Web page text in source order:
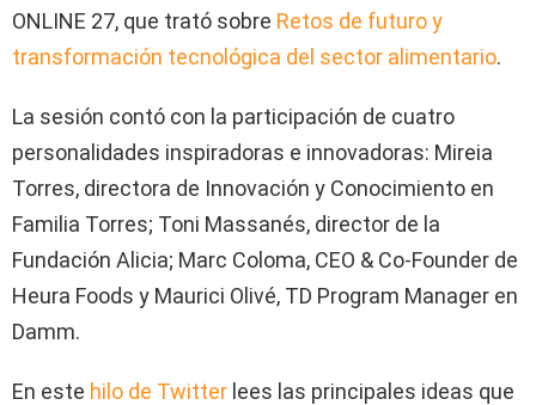
ONLINE 27, que trató sobre Retos de futuro y
transformación tecnológica del sector alimentario.
La sesión contó con la participación de cuatro
personalidades inspiradoras e innovadoras: Mireia
Torres, directora de Innovación y Conocimiento en
Familia Torres; Toni Massanés, director de la
Fundación Alicia; Marc Coloma, CEO & Co-Founder de
Heura Foods y Maurici Olivé, TD Program Manager en
Damm.
En este hilo de Twitter lees las principales ideas que